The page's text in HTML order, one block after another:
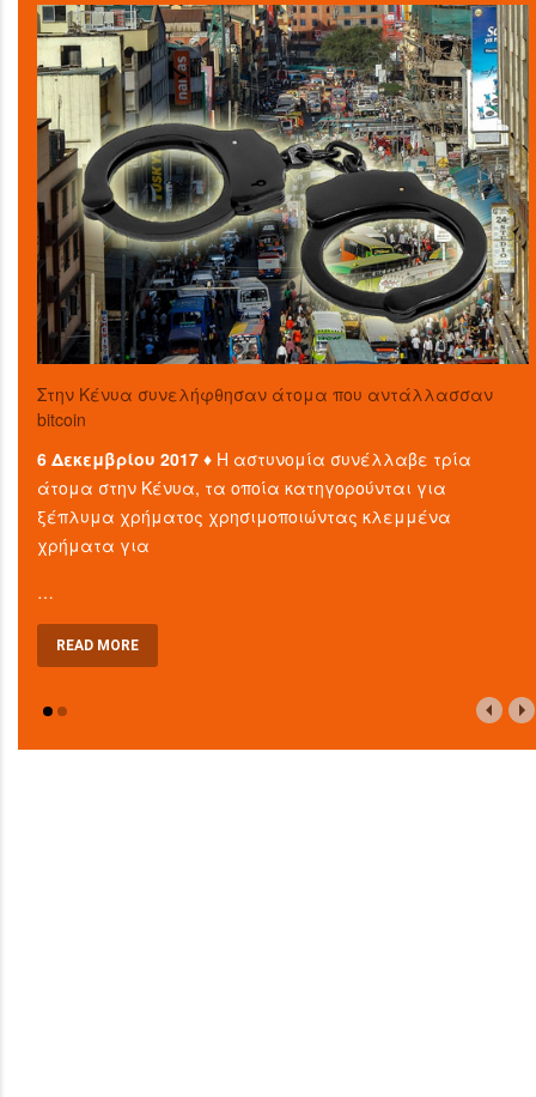
Στην Κένυα συνελήφθησαν άτομα που αντάλλασσαν
bitcoin
6 Δεκεμβρίου 2017 ♦ Η αστυνομία συνέλλαβε τρία
άτομα στην Κένυα, τα οποία κατηγορούνται για
ξέπλυμα χρήματος χρησιμοποιώντας κλεμμένα
χρήματα για
…
READ MORE